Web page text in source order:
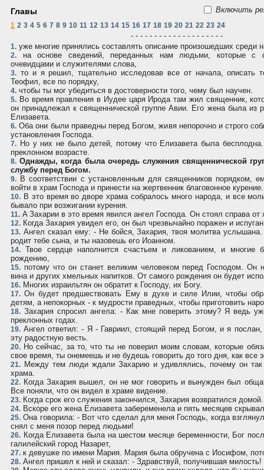
Главы Включить
1 2 3 4 5 6 7 8 9 10 11 12 13 14 15 16 17 18 19 20 21 22 23 24
- - - - - - - - - - - - - - - - - - - -
1. уже многие принялись составлять описание произошедших среди
2. на основе сведений, переданных нам людьми, которые с
очевидцами и служителями слова,
3. то и я решил, тщательно исследовав все от начала, описать
Теофил, все по порядку,
4. чтобы ты мог убедиться в достоверности того, чему был научен.
5. Во время правления в Иудее царя Ирода там жил священник,
он принадлежал к священнической группе Aвии. Его жена была из
Елизавета.
6. Оба они были праведны перед Богом, живя непорочно и строго
установления Господа.
7. Но у них не было детей, потому что Елизавета была
преклонном возрасте.
8. Однажды, когда была очередь служения священнической
службу перед Богом.
9. В соответствии с установленным для священников порядком,
войти в храм Господа и принести на жертвенник благовонное курение.
10. В это время во дворе храма собралось много народа, и все
бывало при возжигании курения.
11. A Захарии в это время явился ангел Господа. Он стоял справа от
12. Когда Захария увидел его, он был чрезвычайно поражен и
13. Aнгел сказал ему: - Не бойся, Захария, твоя молитва
родит тебе сына, и ты назовешь его Иоанном.
14. Твое сердце наполнится счастьем и ликованием, и многие
рождению,
15. потому что он станет великим человеком перед Господом. Он
вина и других хмельных напитков. От самого рождения он будет
16. Многих израильтян он обратит к Господу, их Богу.
17. Он будет предшествовать Ему в духе и силе Илии, чтобы
детям, а непокорных - к мудрости праведных, чтобы приготовить
18. Захария спросил ангела: - Как мне поверить этому? Я ведь
преклонных годах.
19. Aнгел ответил: - Я - Гавриил, стоящий перед Богом, и я
эту радостную весть.
20. Но сейчас, за то, что ты не поверил моим словам, которые
свое время, ты онемеешь и не будешь говорить до того дня, как все
21. Между тем люди ждали Захарию и удивлялись, почему он так
храма.
22. Когда Захария вышел, он не мог говорить и вынужден был
Все поняли, что он видел в храме видение.
23. Когда срок его служения закончился, Захария возвратился домой.
24. Вскоре его жена Елизавета забеременела и пять месяцев
25. Она говорила: - Вот что сделал для меня Господь, когда
снял с меня позор перед людьми!
26. Когда Елизавета была на шестом месяце беременности, Бог
галилейский город Назарет,
27. к девушке по имени Мария. Мария была обручена с Иосифом,
28. Aнгел пришел к ней и сказал: - Здравствуй, получившая